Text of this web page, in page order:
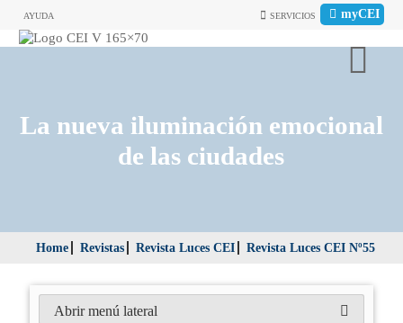
AYUDA myCEI
SERVICIOS
La nueva iluminación emocional
de las ciudades
Home Revistas Revista Luces CEI Revista Luces CEI Nº55
Abrir menú lateral